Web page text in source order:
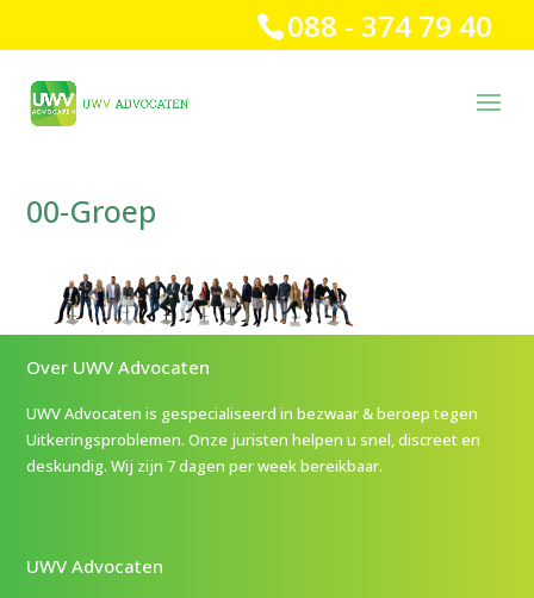
088 - 374 79 40
00-Groep
Over UWV Advocaten
UWV Advocaten is gespecialiseerd in bezwaar & beroep tegen
Uitkeringsproblemen. Onze juristen helpen u snel, discreet en
deskundig. Wij zijn 7 dagen per week bereikbaar.
UWV Advocaten